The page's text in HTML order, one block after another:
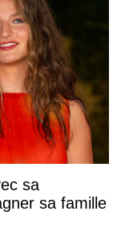
sa
sa famille